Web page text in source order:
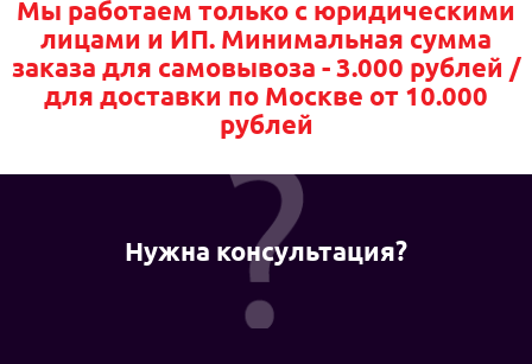
Мы работаем только с юридическими
лицами и ИП. Минимальная сумма
заказа для самовывоза - 3.000 рублей /
для доставки по Москве от 10.000
рублей
Нужна консультация?